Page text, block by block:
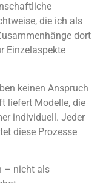
die ich als
dort
Einzelaspekte
keinen Anspruch
liefert Modelle, die
individuell. Jeder
diese Prozesse
– nicht als